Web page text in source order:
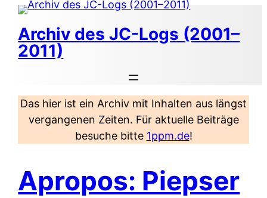
Zum
Inhalt
springen
Archiv des JC-Logs (2001–
2011)
Das hier ist ein Archiv mit Inhalten aus längst
vergangenen Zeiten. Für aktuelle Beiträge
besuche bitte 1ppm.de!
Apropos: Piepser